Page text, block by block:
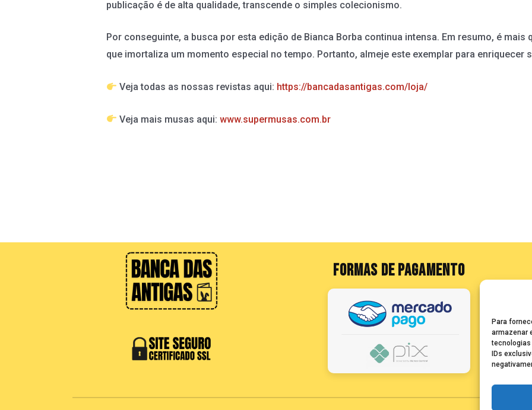
Para
armazenar
tecnologias
IDs
publicação é de alta qualidade, transcende o simples colecionismo.
Por conseguinte, a busca por esta edição de Bianca Borba continua intensa. Em resumo, é mais
que imortaliza um momento especial no tempo. Portanto, almeje este exemplar para enriquecer
Veja todas as nossas revistas aqui: https://bancadasantigas.com/loja/
Veja mais musas aqui: www.supermusas.com.br
FORMAS DE PAGAMENTO